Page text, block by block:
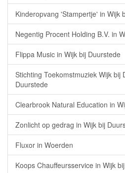
Kinderopvang 'Stampertje' in Wijk
Negentig Procent Holding B.V. in
Flippa Music in Wijk bij Duurstede
Stichting Toekomstmuziek Wijk bij
Duurstede
Clearbrook Natural Education in
Zonlicht op gedrag in Wijk bij
Fluxor in Woerden
Koops Chauffeursservice in Wijk